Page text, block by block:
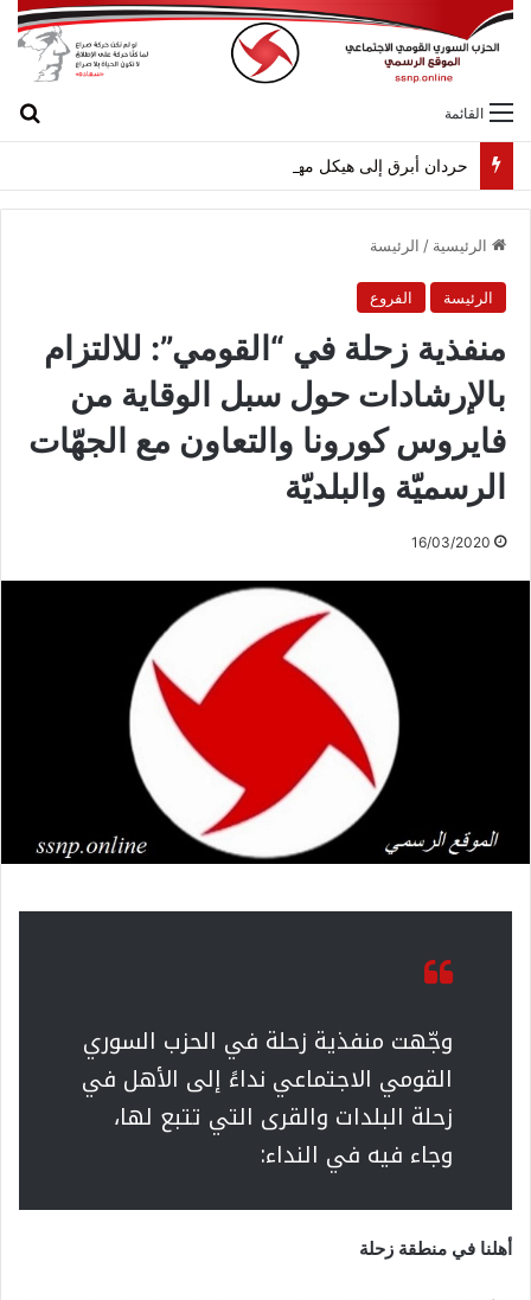
القائمة
حردان أبرق إلى هيكل مهنئاً بمناسبة عيد الجيش
الرئيسية / الرئيسة
الرئيسة الفروع
منفذية زحلة في “القومي”: للالتزام
بالإرشادات حول سبل الوقاية من
فايروس كورونا والتعاون مع الجهّات
الرسميّة والبلديّة
16/03/2020
وجّهت منفذية زحلة في الحزب السوري
القومي الاجتماعي نداءً إلى الأهل في
زحلة البلدات والقرى التي تتبع لها،
وجاء فيه في النداء:
أهلنا في منطقة زحلة